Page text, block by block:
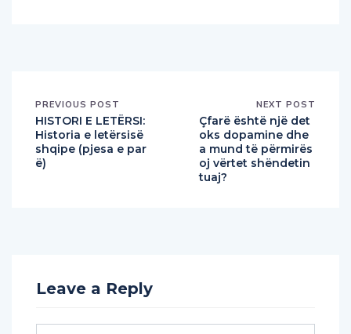
HISTORI E LETËRSI:
Historia e letërsisë
shqipe (pjesa e par
ë)
Çfarë është një det
oks dopamine dhe
a mund të përmirës
oj vërtet shëndetin
tuaj?